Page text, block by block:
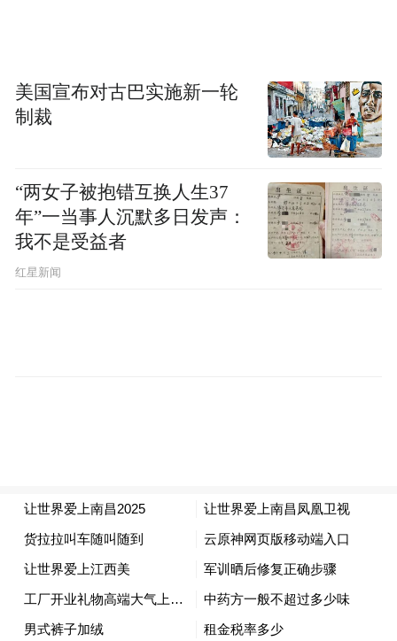
线空间转化为连贯的文化长廊，滕王阁与八
一大桥、大士院老街、滨江步道实现无缝衔
接，形成“登阁-观江-品鲜”的黄金动线。同时
也满足了本地居民休闲出行。
2024年，南昌全力推进滕王阁景区“还江于
民、还岸于民、还景于民”及北扩工程，并于
美国宣布对古巴实施新一轮
制裁
“两女子被抱错互换人生37
年”一当事人沉默多日发声：
我不是受益者
红星新闻